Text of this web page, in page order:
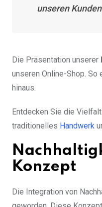
unseren
Die Präsentation unserer
unseren Online-Shop.
hinaus.
Entdecken Sie die
traditionelles Handwerk
Konzept
Die Integration von